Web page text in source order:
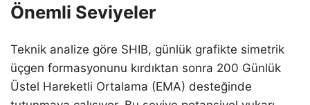
Önemli Seviyeler
Teknik analize göre SHIB, günlük grafikte simetrik
üçgen formasyonunu kırdıktan sonra 200 Günlük
Üstel Hareketli Ortalama (EMA) desteğinde